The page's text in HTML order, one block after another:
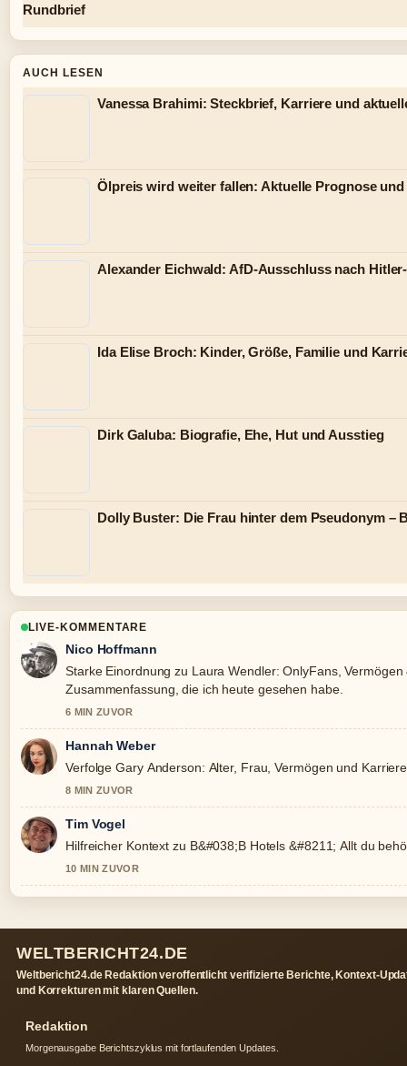
Rundbrief
AUCH LESEN
Vanessa Brahimi: Steckbrief, Karriere und
Ölpreis wird weiter fallen: Aktuelle Prognose
Alexander Eichwald: AfD-Ausschluss nach
Ida Elise Broch: Kinder, Größe, Familie und
Dirk Galuba: Biografie, Ehe, Hut und Ausstieg
Dolly Buster: Die Frau hinter dem Pseudonym –
LIVE-KOMMENTARE
Nico Hoffmann
Starke Einordnung zu Laura Wendler: OnlyFans,
Zusammenfassung, die ich heute gesehen habe.
6 MIN ZUVOR
Hannah Weber
Verfolge Gary Anderson: Alter, Frau, Vermögen und
8 MIN ZUVOR
Tim Vogel
Hilfreicher Kontext zu B&#038;B Hotels &#8211; Allt du
10 MIN ZUVOR
WELTBERICHT24.DE
Weltbericht24.de Redaktion veroffentlicht verifizierte Berichte, Kontext-
und Korrekturen mit klaren Quellen.
Redaktion
Morgenausgabe Berichtszyklus mit fortlaufenden Updates.